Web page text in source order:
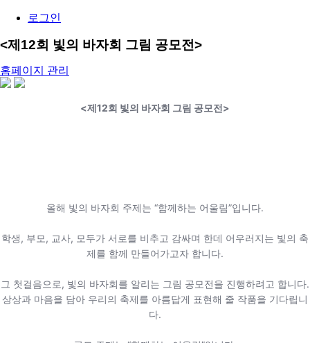
로그인
<제12회 빛의 바자회 그림 공모전>
유
저
홈페이지 관리
share
<제12회 빛의 바자회 그림 공모전>
올해 빛의 바자회 주제는 “함께하는 어울림”입니다.
학생, 부모, 교사, 모두가 서로를 비추고 감싸며 한데 어우러지는 빛의 축
제를 함께 만들어가고자 합니다.
그 첫걸음으로, 빛의 바자회를 알리는 그림 공모전을 진행하려고 합니다.
상상과 마음을 담아 우리의 축제를 아름답게 표현해 줄 작품을 기다립니
다.